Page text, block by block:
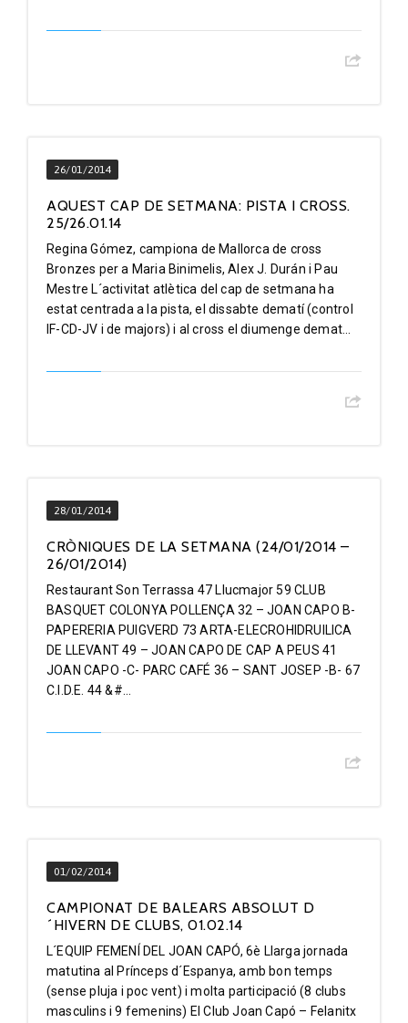
26/01/2014
AQUEST CAP DE SETMANA: PISTA I CROSS.
25/26.01.14
Regina Gómez, campiona de Mallorca de cross
Bronzes per a Maria Binimelis, Alex J. Durán i Pau
Mestre L´activitat atlètica del cap de setmana ha
estat centrada a la pista, el dissabte dematí (control
IF-CD-JV i de majors) i al cross el diumenge demat...
28/01/2014
CRÒNIQUES DE LA SETMANA (24/01/2014 –
26/01/2014)
Restaurant Son Terrassa 47 Llucmajor 59 CLUB
BASQUET COLONYA POLLENÇA 32 – JOAN CAPO B-
PAPERERIA PUIGVERD 73 ARTA-ELECROHIDRUILICA
DE LLEVANT 49 – JOAN CAPO DE CAP A PEUS 41
JOAN CAPO -C- PARC CAFÉ 36 – SANT JOSEP -B- 67
C.I.D.E. 44 &#...
01/02/2014
CAMPIONAT DE BALEARS ABSOLUT D
´HIVERN DE CLUBS, 01.02.14
L´EQUIP FEMENÍ DEL JOAN CAPÓ, 6è Llarga jornada
matutina al Prínceps d´Espanya, amb bon temps
(sense pluja i poc vent) i molta participació (8 clubs
masculins i 9 femenins) El Club Joan Capó – Felanitx